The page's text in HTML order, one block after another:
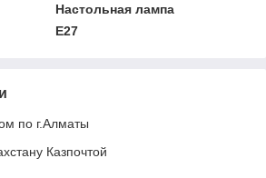
Настольная лампа
E27
по г.Алматы
Казпочтой